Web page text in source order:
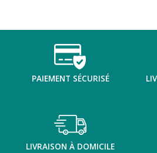
TENTER L'ART POUR
PAIEMENT SÉCURISÉ
LIVRAISON À DOMICILE